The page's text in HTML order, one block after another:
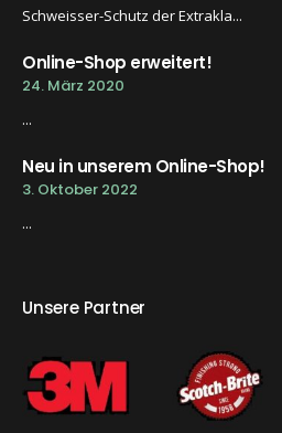
Schweisser-Schutz der Extrakla...
Online-Shop erweitert!
24. März 2020
...
Neu in unserem Online-Shop!
3. Oktober 2022
...
Unsere Partner